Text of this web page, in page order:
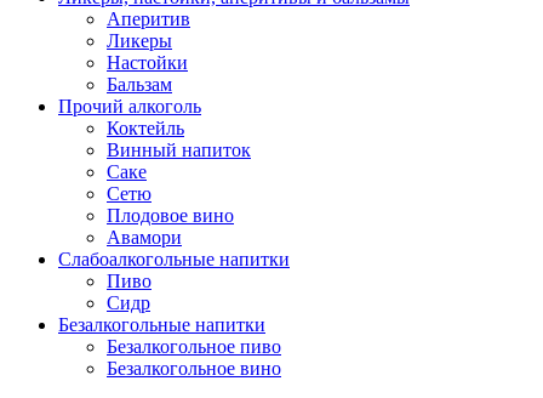
Аперитив
Ликеры
Настойки
Бальзам
Прочий алкоголь
Коктейль
Винный напиток
Саке
Сетю
Плодовое вино
Авамори
Слабоалкогольные напитки
Пиво
Сидр
Безалкогольные напитки
Безалкогольное пиво
Безалкогольное вино